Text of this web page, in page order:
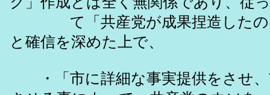
て「共産党が成果捏造したの
と確信を深めた上で、
・「市に詳細な事実提供をさせ、